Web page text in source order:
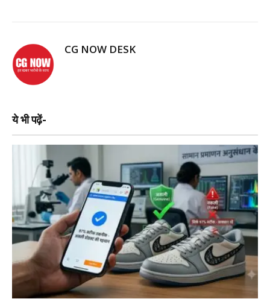
CG NOW DESK
ये भी पढ़ें-